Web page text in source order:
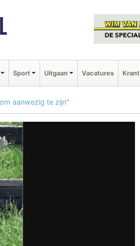
Sport Uitgaan Vacatures Krant
aanwezig te zijn"